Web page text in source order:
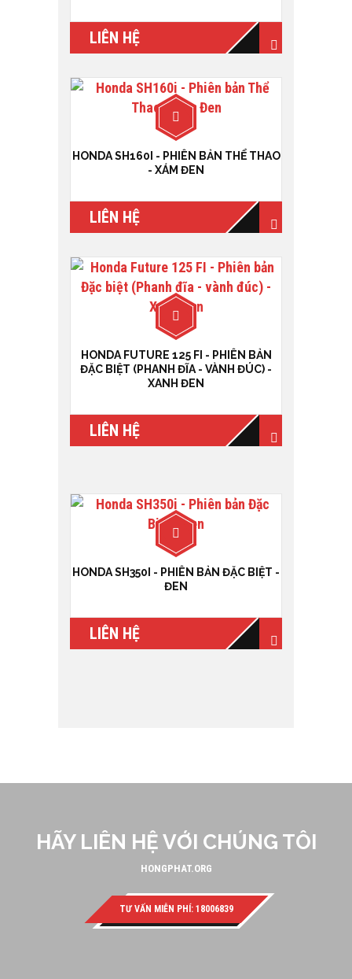
LIÊN HỆ
HONDA SH160I - PHIÊN BẢN THỂ THAO
- XÁM ĐEN
LIÊN HỆ
HONDA FUTURE 125 FI - PHIÊN BẢN
ĐẶC BIỆT (PHANH ĐĨA - VÀNH ĐÚC) -
XANH ĐEN
LIÊN HỆ
HONDA SH350I - PHIÊN BẢN ĐẶC BIỆT -
ĐEN
LIÊN HỆ
HÃY LIÊN HỆ VỚI CHÚNG TÔI
HONGPHAT.ORG
TƯ VẤN MIỄN PHÍ: 18006839